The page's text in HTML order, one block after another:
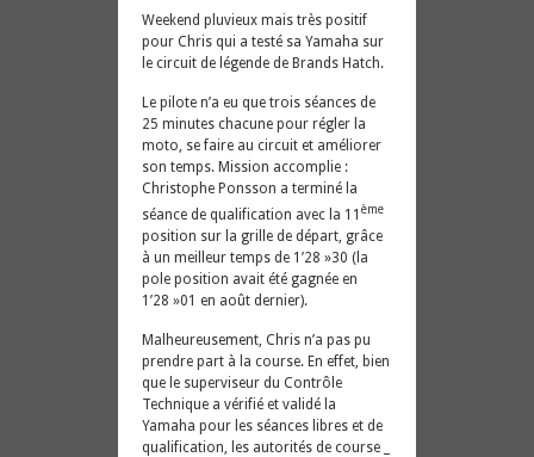
Weekend pluvieux mais très positif
pour Chris qui a testé sa Yamaha sur
le circuit de légende de Brands Hatch.
Le pilote n’a eu que trois séances de
25 minutes chacune pour régler la
moto, se faire au circuit et améliorer
son temps. Mission accomplie :
Christophe Ponsson a terminé la
séance de qualification avec la 11 ème
position sur la grille de départ, grâce
à un meilleur temps de 1’28 »30 (la
pole position avait été gagnée en
1’28 »01 en août dernier).
Malheureusement, Chris n’a pas pu
prendre part à la course. En effet, bien
que le superviseur du Contrôle
Technique a vérifié et validé la
Yamaha pour les séances libres et de
qualification, les autorités de course _